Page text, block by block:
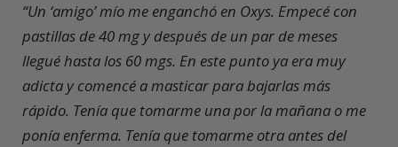
“Un ‘amigo’ mío me enganchó en Oxys. Empecé con
pastillas de 40 mg y después de un par de meses
llegué hasta los 60 mgs. En este punto ya era muy
adicta y comencé a masticar para bajarlas más
rápido. Tenía que tomarme una por la mañana o me
ponía enferma. Tenía que tomarme otra antes del